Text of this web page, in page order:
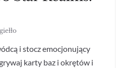
i stocz emocjonujący
karty baz i okrętów i